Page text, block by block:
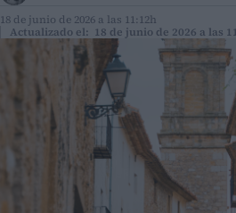
18 de junio de 2026 a las 11:12h
Actualizado el: 18 de junio de 2026 a las